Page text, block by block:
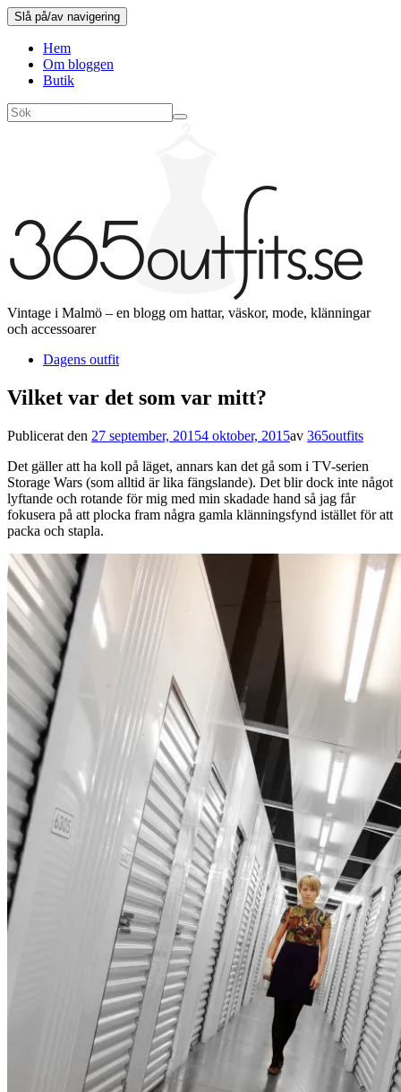
Slå på/av navigering
Hem
Om bloggen
Butik
Vintage i Malmö – en blogg om hattar, väskor, mode, klänningar
och accessoarer
Dagens outfit
Vilket var det som var mitt?
Publicerat den 27 september, 20154 oktober, 2015av 365outfits
Det gäller att ha koll på läget, annars kan det gå som i TV-serien
Storage Wars (som alltid är lika fängslande). Det blir dock inte något
lyftande och rotande för mig med min skadade hand så jag får
fokusera på att plocka fram några gamla klänningsfynd istället för att
packa och stapla.